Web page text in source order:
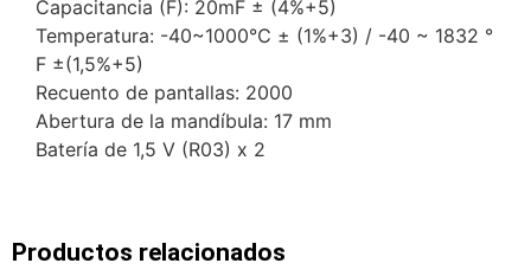
Capacitancia (F): 20mF ± (4%+5)
Temperatura: -40~1000℃ ± (1%+3) / -40 ~ 1832 °
F ±(1,5%+5)
Recuento de pantallas: 2000
Abertura de la mandíbula: 17 mm
Batería de 1,5 V (R03) x 2
Productos relacionados